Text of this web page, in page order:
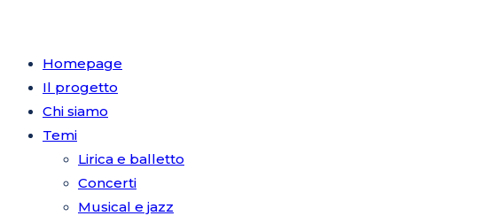
Homepage
Il progetto
Chi siamo
Temi
Lirica e balletto
Concerti
Musical e jazz